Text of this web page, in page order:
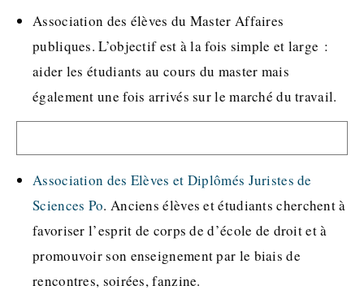
Association des élèves du Master Affaires
publiques. L’objectif est à la fois simple et large :
aider les étudiants au cours du master mais
également une fois arrivés sur le marché du travail.
Association des Elèves et Diplômés Juristes de
Sciences Po. Anciens élèves et étudiants cherchent à
favoriser l’esprit de corps de d’école de droit et à
promouvoir son enseignement par le biais de
rencontres, soirées, fanzine.